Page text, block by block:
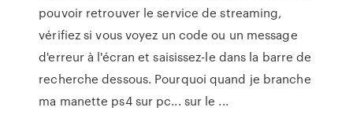
pouvoir retrouver le service de streaming,
vérifiez si vous voyez un code ou un message
d'erreur à l'écran et saisissez-le dans la barre de
recherche dessous. Pourquoi quand je branche
ma manette ps4 sur pc... sur le ...